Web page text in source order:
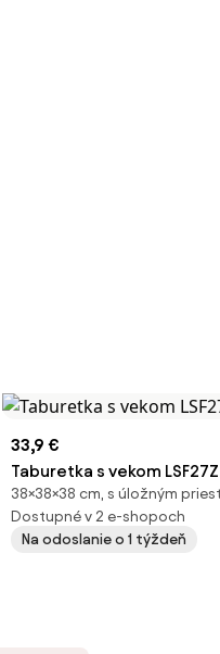
33,9 €
Taburetka s vekom LSF27Z
38×38×38 cm, s úložným
Dostupné v 2 e-shopoch
Na odoslanie o 1 týždeň